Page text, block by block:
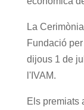
La
Fundació
dijous 1 de
l'IVAM.
Els premiats